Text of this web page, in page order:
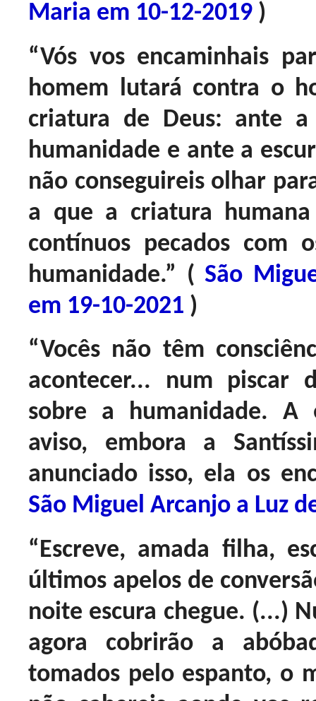
Maria em 10-12-2019 )
“Vós vos encaminhais
homem lutará contra o
criatura de Deus: ante
humanidade e ante a
não conseguireis olhar
a que a criatura
contínuos pecados com
humanidade.” ( São
em 19-10-2021 )
“Vocês não têm
acontecer... num piscar
sobre a humanidade. A
aviso, embora a
anunciado isso, ela os
São Miguel Arcanjo a Luz
“Escreve, amada filha,
últimos apelos de
noite escura chegue. (...)
agora cobrirão a
tomados pelo espanto, o